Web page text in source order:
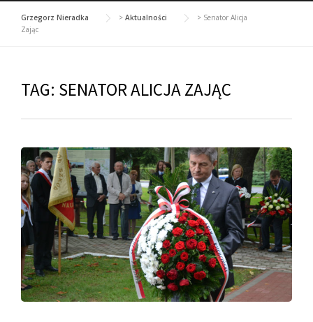
Grzegorz Nieradka > Aktualności > Senator Alicja
Zając
TAG: SENATOR ALICJA ZAJĄC